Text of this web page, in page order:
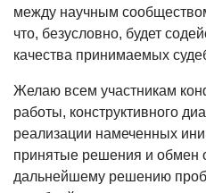
между научным
что, безусловно, будет
качества принимаемых
Желаю всем участникам
работы, конструктивного
реализации намеченных
принятые решения и обмен
дальнейшему решению